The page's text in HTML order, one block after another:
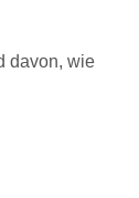
davon, wie